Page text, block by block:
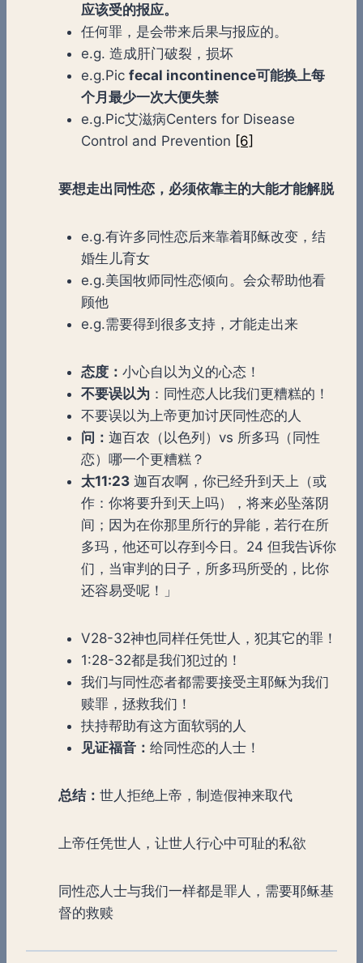
应该受的报应。
任何罪，是会带来后果与报应的。
e.g. 造成肝门破裂，损坏
e.g.Pic fecal incontinence可能换上每
个月最少一次大便失禁
e.g.Pic艾滋病Centers for Disease
Control and Prevention [6]
要想走出同性恋，必须依靠主的大能才能解脱
e.g.有许多同性恋后来靠着耶稣改变，结
婚生儿育女
e.g.美国牧师同性恋倾向。会众帮助他看
顾他
e.g.需要得到很多支持，才能走出来
态度： 小心自以为义的心态！
不要误以为 ：同性恋人比我们更糟糕的！
不要误以为上帝更加讨厌同性恋的人
问： 迦百农（以色列）vs 所多玛（同性
恋）哪一个更糟糕？
太11:23 迦百农啊，你已经升到天上（或
作：你将要升到天上吗），将来必坠落阴
间；因为在你那里所行的异能，若行在所
多玛，他还可以存到今日。24 但我告诉你
们，当审判的日子，所多玛所受的，比你
还容易受呢！」
V28-32神也同样任凭世人，犯其它的罪！
1:28-32都是我们犯过的！
我们与同性恋者都需要接受主耶稣为我们
赎罪，拯救我们！
扶持帮助有这方面软弱的人
见证福音： 给同性恋的人士！
总结： 世人拒绝上帝，制造假神来取代
上帝任凭世人，让世人行心中可耻的私欲
同性恋人士与我们一样都是罪人，需要耶稣基
督的救赎